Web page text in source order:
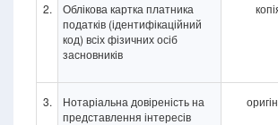
2.
Облікова картка платника
податків (ідентифікаційний
код) всіх фізичних осіб
засновників
3.
Нотаріальна довіреність на
представлення інтересів